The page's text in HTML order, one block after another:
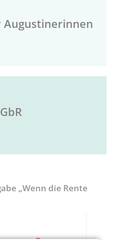
Augustinerinnen
„Wenn die Rente